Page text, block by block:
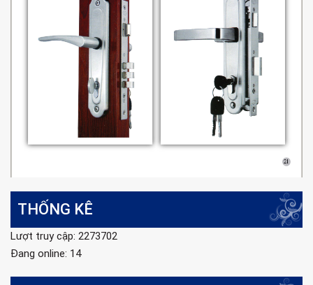
THỐNG KÊ
Lượt truy cập: 2273702
Đang online: 14